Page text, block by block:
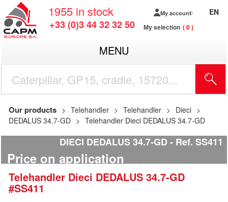
1955 in stock
+33 (0)3 44 32 32 50
My account
My selection 0
EN
MENU
Our products Telehandler Telehandler
Dieci
DEDALUS 34.7-GD
Telehandler Dieci DEDALUS 34.7-GD
DIECI DEDALUS 34.7-GD Ref. SS411
Price on application
Telehandler Dieci DEDALUS 34.7-GD
#SS411